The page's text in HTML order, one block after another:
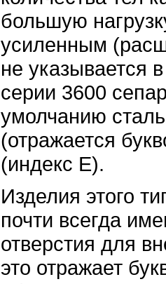
большую
усиленным
не указывается
серии 3600
умолчанию
(отражается
(индекс Е).
Изделия этого
почти всегда
отверстия для
это отражает